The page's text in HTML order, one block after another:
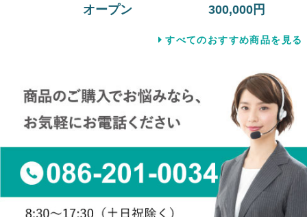
オープン 300,000円
すべてのおすすめ商品を見る